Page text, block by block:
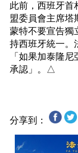
此前，西班牙首
盟委員會主席塔
蒙特不要宣告獨
持西班牙統一。
「如果加泰隆
分享到：